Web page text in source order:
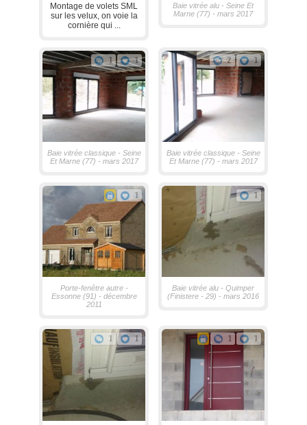
Montage de volets SML
sur les velux, on voie la
cornière qui ...
Baie vitrée alu - Seine Et
Marne (77) - mars 2017
1 1
Baie vitrée classique - Seine
Et Marne (77) - mars 2017
2 1
Baie vitrée classique - Seine
Et Marne (77) - mars 2017
1
Porte-fenêtre autre -
Essonne (91) - décembre
2011
1
Baie vitrée alu - Quimper
(Finistere - 29) - mars 2016
1 1 1 1